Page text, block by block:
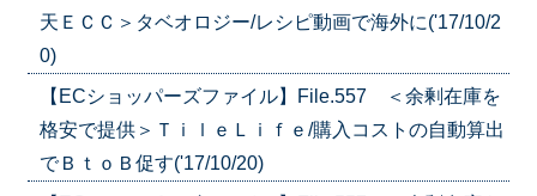
天ＥＣＣ＞タベオロジー/レシピ動画で海外に('17/10/2
0)
【ECショッパーズファイル】File.557 ＜余剰在庫を
格安で提供＞ＴｉｌｅＬｉｆｅ/購入コストの自動算出
でＢｔｏＢ促す('17/10/20)